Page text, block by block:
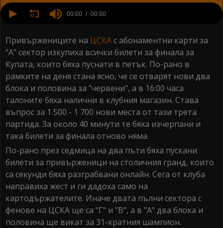
0
seconds
seconds
00:00 00:00
Привържениците на ЦСКАс абонаментни карти за
"А" сектор изкупиха всички билети за финала за
Купата, които бяха пуснати в петък. По-рано в
рамките на деня стана ясно, че се отварят нови два
блока и половина за "червени", а в 16:00 часа
талоните бяха налични в клубния магазин. Става
въпрос за 1 500 - 1 700 нови места от тази трета
партида. За около 40 минути те бяха изчерпани и
така билети за финала отново няма.
По-рано през седмица на два пъти бяха пускани
билети за привърженици на столичния гранд, които
са секунди бяха разграбвани онлайн. Сега от клуба
направиха жест и ги дадоха само на
картодържателите. Иначе двата пълни сектора с
фенове на ЦСКА ще са "Г" и "В", а в "А" два блока и
половина ще викат за 31-кратния шампион.